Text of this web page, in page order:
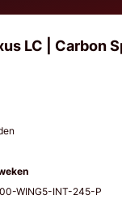
LC | Carbon
WING5-INT-245-P